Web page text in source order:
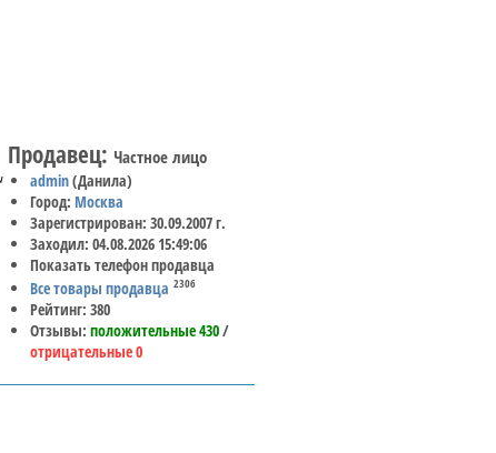
Продавец: Частное лицо
admin(Данила)
Город: Москва
Зарегистрирован: 30.09.2007 г.
Заходил: 04.08.2026 15:49:06
Показать телефон продавца
Все товары продавца 2306
Рейтинг: 380
Отзывы:положительные 430/
отрицательные 0